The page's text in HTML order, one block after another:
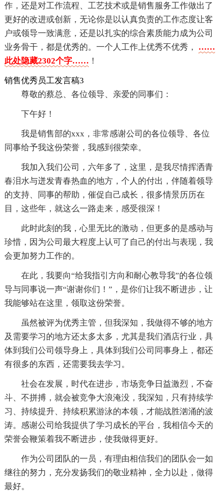
作，还是对工作流程、工艺技术或是销售服务工作做出了
更好的改进或创新，无论你是以认真负责的工作态度让客
户或领导一致满意，还是以扎实的综合素质能力成为公司
业务骨干，都是优秀的。一个人工作上优秀不优秀， ……
此处隐藏2302个字…… ！
销售优秀员工发言稿3
尊敬的蔡总、各位领导、亲爱的同事们：
下午好！
我是销售部的xxx，非常感谢公司的各位领导、各位
同事给予我这份荣誉，我感到很荣幸。
我加入我们公司，六年多了，这里，是我尽情挥洒青
春泪水与迸发青春热血的地方，个人的付出，伴随着领导
的支持、同事的帮助，催促自己成长，很多情景历历在
目，这些年，就这么一路走来，感受很深！
此时此刻的我，心里无比的激动，但更多的是感动与
珍惜，因为公司最大程度上认可了自己的付出与表现，我
会更加努力工作的。
在此，我要向“给我指引方向和耐心教导我”的各位领
导与同事说一声“谢谢你们！”，是你们让我不断进步，让
我能够站在这里，领取这份荣誉。
虽然被评为优秀主管，但我深知，我做得不够的地方
及需要学习的地方还太多太多，尤其是我们酒店行业，具
体到我们公司领导身上，具体到我们公司同事身上，都还
有很多的东西，还需要我去学习。
社会在发展，时代在进步，市场竞争日益激烈，不奋
斗、不拼搏，就会被竞争大浪淹没，我深知，只有持续学
习、持续提升、持续积累游泳的本领，才能战胜汹涌的波
涛。感谢公司给我提供了学习成长的平台，我相信今天的
荣誉会鞭策着我不断进步，使我做得更好。
作为公司团队的一员，有理由相信我们的团队会一如
继往的努力，充分发扬我们的敬业精神，全力以赴，做得
最好。